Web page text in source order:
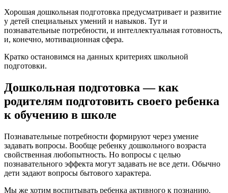
Хорошая дошкольная подготовка предусматривает и развитие
у детей специальных умений и навыков. Тут и
познавательные потребности, и интеллектуальная готовность,
и, конечно, мотивационная сфера.
Кратко остановимся на данных критериях школьной
подготовки.
Дошкольная подготовка — как
родителям подготовить своего ребенка
к обучению в школе
Познавательные потребности формируют через умение
задавать вопросы. Вообще ребенку дошкольного возраста
свойственная любопытность. Но вопросы с целью
познавательного эффекта могут задавать не все дети. Обычно
дети задают вопросы бытового характера.
Мы же хотим воспитывать ребенка активного к познанию.